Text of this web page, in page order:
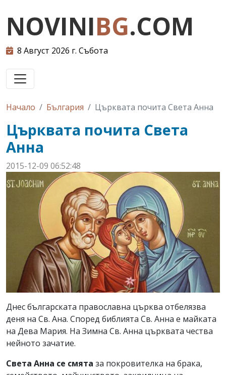
NOVINIBG.COM
8 Август 2026 г. Събота
Начало България Църквата почита Света Анна
Църквата почита Света
Анна
2015-12-09 06:52:48
Днес българската православна църква отбелязва
деня на Св. Ана. Според библията Св. Анна е майката
на Дева Мария. На Зимна Св. Анна църквата чества
нейното зачатие.
Света Анна се смята за покровителка на брака,